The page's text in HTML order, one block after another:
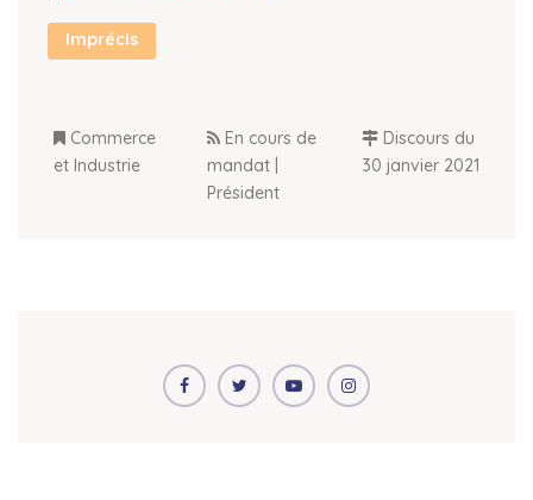
Imprécis
Commerce
et Industrie
En cours de
mandat |
Président
Discours du
30 janvier 2021